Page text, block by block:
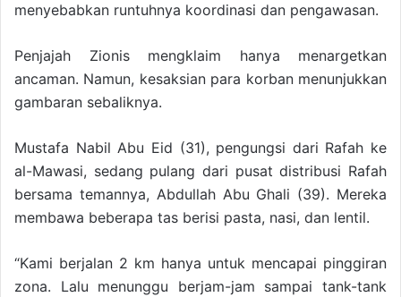
menyebabkan runtuhnya koordinasi dan pengawasan.
Penjajah Zionis mengklaim hanya menargetkan
ancaman. Namun, kesaksian para korban menunjukkan
gambaran sebaliknya.
Mustafa Nabil Abu Eid (31), pengungsi dari Rafah ke
al-Mawasi, sedang pulang dari pusat distribusi Rafah
bersama temannya, Abdullah Abu Ghali (39). Mereka
membawa beberapa tas berisi pasta, nasi, dan lentil.
“Kami berjalan 2 km hanya untuk mencapai pinggiran
zona. Lalu menunggu berjam-jam sampai tank-tank